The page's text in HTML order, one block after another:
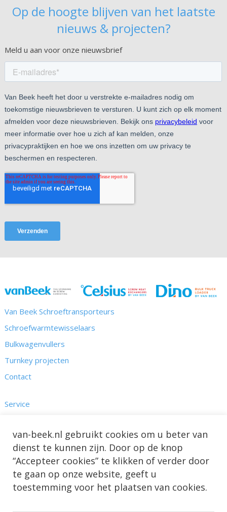
Op de hoogte blijven van het laatste
nieuws & projecten?
Meld u aan voor onze nieuwsbrief
Van Beek Schroeftransporteurs
Schroefwarmtewisselaars
Bulkwagenvullers
Turnkey projecten
Contact
Service
Nieuws & Projecten
Over ons
van-beek.nl gebruikt cookies om u beter van
dienst te kunnen zijn. Door op de knop
“Accepteer cookies” te klikken of verder door
te gaan op onze website, geeft u
toestemming voor het plaatsen van cookies.